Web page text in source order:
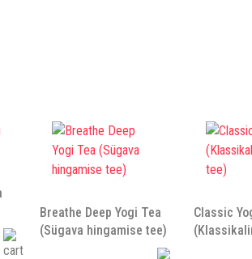
Breathe Deep Yogi Tea
(Sügava hingamise tee)
Classic